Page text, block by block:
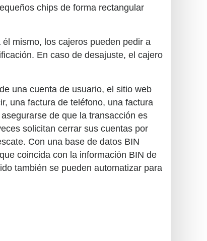
chips de forma rectangular
mismo, los cajeros pueden pedir a
En caso de desajuste, el cajero
una cuenta de usuario, el sitio web
una factura de teléfono, una factura
de que la transacción es
solicitan cerrar sus cuentas por
Con una base de datos BIN
coincida con la información BIN de
también se pueden automatizar para